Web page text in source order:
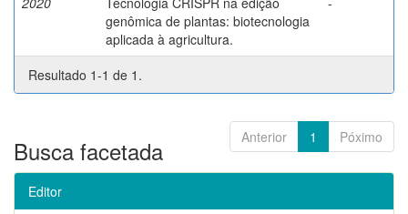
genômica de plantas: biotecnologia
aplicada à agricultura.
Resultado 1-1 de 1.
Anterior 1 Póximo
Busca facetada
Editor